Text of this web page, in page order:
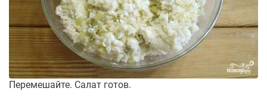
Перемешайте. Салат готов.